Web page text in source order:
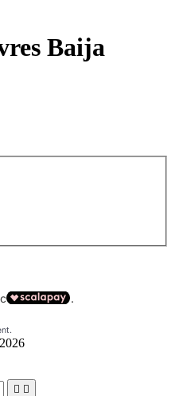
Baija
 